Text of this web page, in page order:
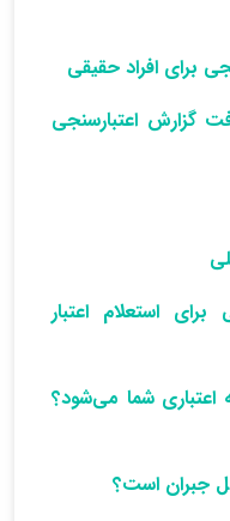
برای افراد حقیقی
گزارش اعتبارسنجی
استعلام اعتبار
شما می‌شود؟
جبران است؟